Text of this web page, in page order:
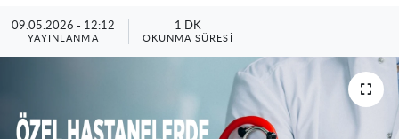
09.05.2026 - 12:12
YAYINLANMA
1 DK
OKUNMA SÜRESI